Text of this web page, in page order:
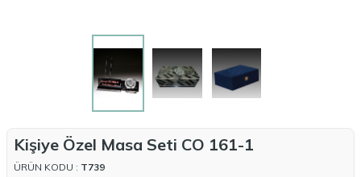
Kişiye Özel Masa Seti CO 161-1
ÜRÜN KODU : T739